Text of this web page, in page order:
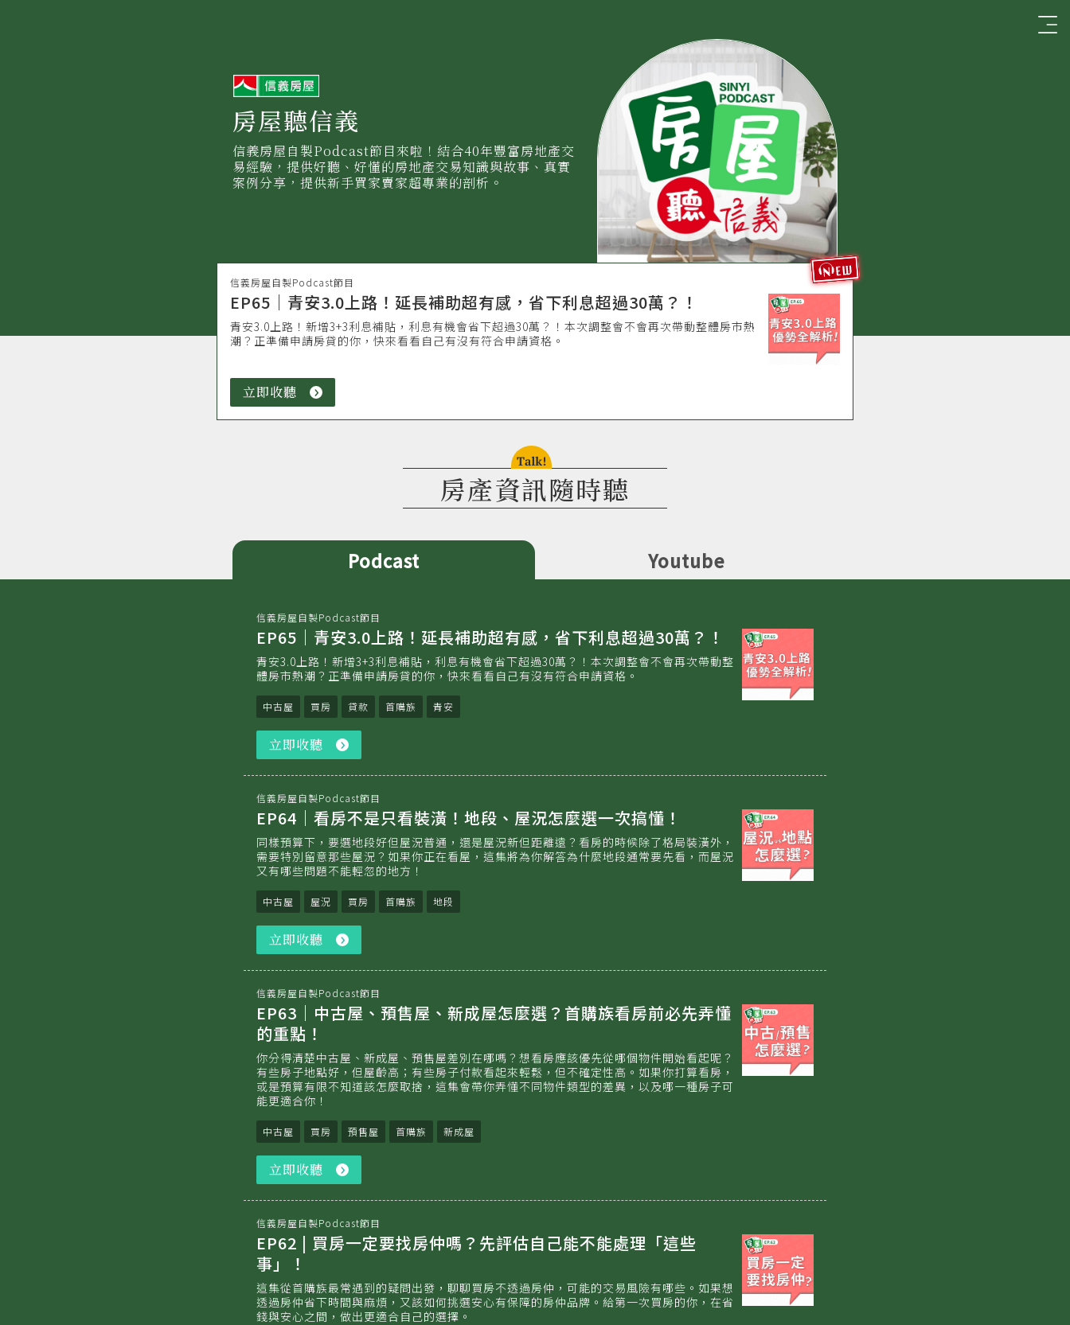
房
屋
房屋聽信義
信義房屋自製Podcast節目來啦！結合40年豐富房地產交
易經驗，提供好聽、好懂的房地產交易知識與故事、真實
案例分享，提供新手買家賣家超專業的剖析。
new
信義房屋自製Podcast節目
EP65｜青安3.0上路！延長補助超有感，省下利息超過30萬？！
青安3.0上路！新增3+3利息補貼，利息有機會省下超過30萬？！本次調整會不會再次帶動整體房市熱
潮？正準備申請房貸的你，快來看看自己有沒有符合申請資格。
立即收聽
即
收
talk!
房產資訊隨時聽
Podcast Youtube
信義房屋自製Podcast節目
EP65｜青安3.0上路！延長補助超有感，省下利息超過30萬？！
青安3.0上路！新增3+3利息補貼，利息有機會省下超過30萬？！本次調整會不會再次帶動整
體房市熱潮？正準備申請房貸的你，快來看看自己有沒有符合申請資格。
中古屋 買房 貸款 首購族 青安
立即收聽
即
信義房屋自製Podcast節目
EP64｜看房不是只看裝潢！地段、屋況怎麼選一次搞懂！
同樣預算下，要選地段好但屋況普通，還是屋況新但距離遠？看房的時候除了格局裝潢外，
需要特別留意那些屋況？如果你正在看屋，這集將為你解答為什麼地段通常要先看，而屋況
又有哪些問題不能輕忽的地方！
中古屋 屋況 買房 首購族 地段
立即收聽
即
信義房屋自製Podcast節目
EP63｜中古屋、預售屋、新成屋怎麼選？首購族看房前必先弄懂
的重點！
你分得清楚中古屋、新成屋、預售屋差別在哪嗎？想看房應該優先從哪個物件開始看起呢？
有些房子地點好，但屋齡高；有些房子付款看起來輕鬆，但不確定性高。如果你打算看房，
或是預算有限不知道該怎麼取捨，這集會帶你弄懂不同物件類型的差異，以及哪一種房子可
能更適合你！
中古屋 買房 預售屋 首購族 新成屋
立即收聽
即
信義房屋自製Podcast節目
EP62 | 買房一定要找房仲嗎？先評估自己能不能處理「這些
事」！
這集從首購族最常遇到的疑問出發，聊聊買房不透過房仲，可能的交易風險有哪些。如果想
透過房仲省下時間與麻煩，又該如何挑選安心有保障的房仲品牌。給第一次買房的你，在省
錢與安心之間，做出更適合自己的選擇。